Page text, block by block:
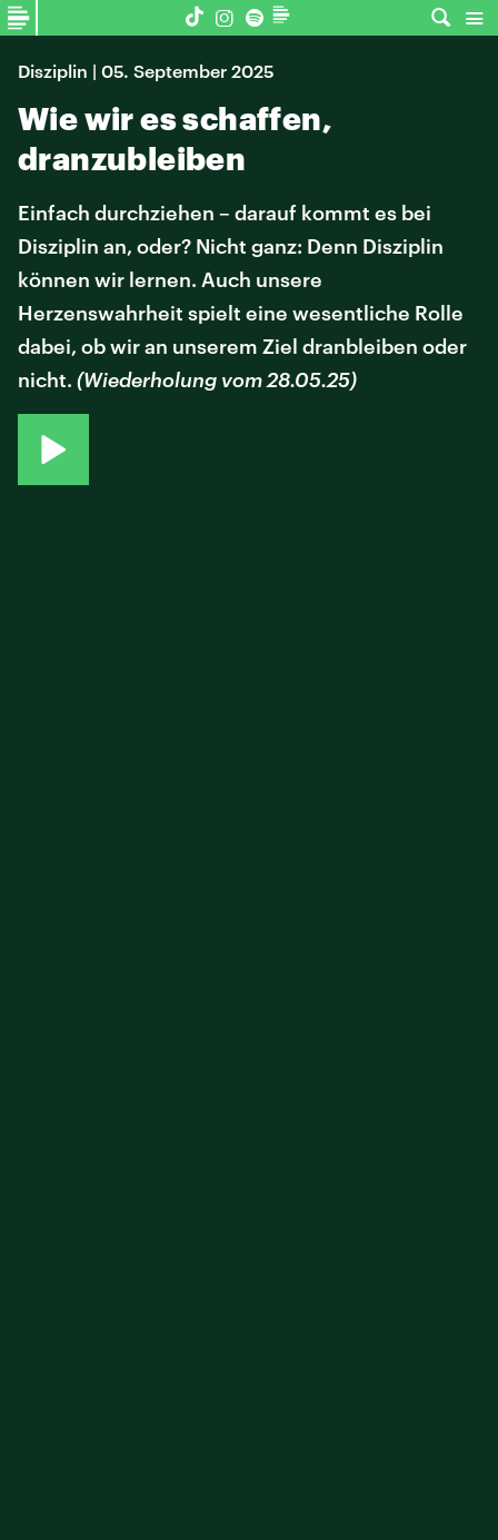
Disziplin | 05. September 2025
Wie wir es schaffen,
dranzubleiben
Einfach durchziehen – darauf kommt es bei
Disziplin an, oder? Nicht ganz: Denn Disziplin
können wir lernen. Auch unsere
Herzenswahrheit spielt eine wesentliche Rolle
dabei, ob wir an unserem Ziel dranbleiben oder
nicht. (Wiederholung vom 28.05.25)